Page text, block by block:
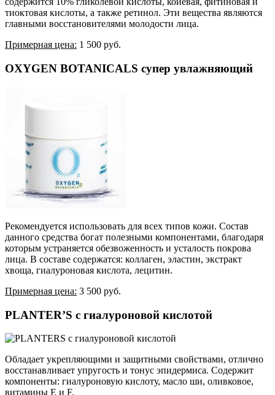
тиоктовая кислоты, а также ретинол. Эти вещества являются
главными восстановителями молодости лица.
Примерная цена: 1 500 руб.
OXYGEN BOTANICALS супер увлажняющий
Рекомендуется использовать для всех типов кожи. Состав
данного средства богат полезными компонентами, благодаря
которым устраняется обезвоженность и усталость покрова
лица. В составе содержатся: коллаген, эластин, экстракт
хвоща, гиалуроновая кислота, лецитин.
Примерная цена: 3 500 руб.
PLANTER’S с гиалуроновой кислотой
Обладает укрепляющими и защитными свойствами, отлично
восстанавливает упругость и тонус эпидермиса. Содержит
компоненты: гиалуроновую кислоту, масло ши, оливковое,
витамины Е и F.